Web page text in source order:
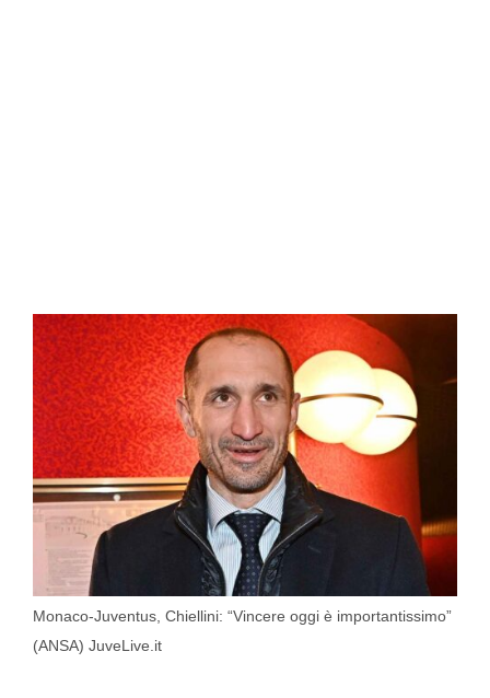
Monaco-Juventus, Chiellini: “Vincere oggi è importantissimo”
(ANSA) JuveLive.it